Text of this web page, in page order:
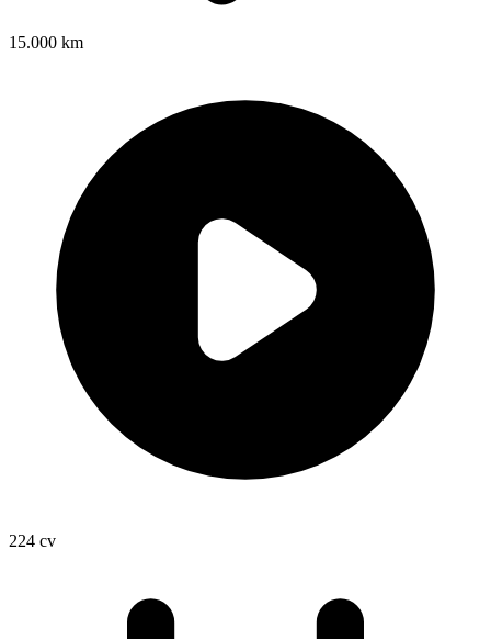
15.000 km
224 cv